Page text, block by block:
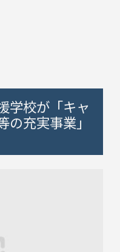
学校が「キャ
の充実事業」